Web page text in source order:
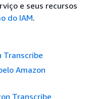
e seus recursos
do IAM.
Transcribe
Amazon
Transcribe